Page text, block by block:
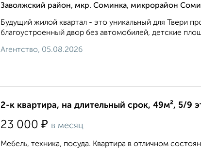
Заволжский район, мкр. Соминка, микрорайон
Будущий жилой квартал - это уникальный для Твери
благоустроенный двор без автомобилей, детские
Агентство, 05.08.2026
2-к квартира, на длительный срок, 49м², 5/9
23 000 ₽ в месяц
Мебель, техника, посуда. Квартира в отличном